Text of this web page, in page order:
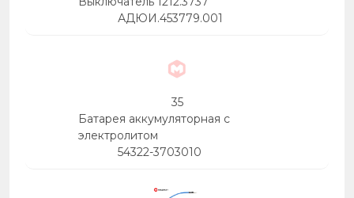
АДЮИ.453779.001
35
Батарея аккумуляторная с
электролитом
54322-3703010